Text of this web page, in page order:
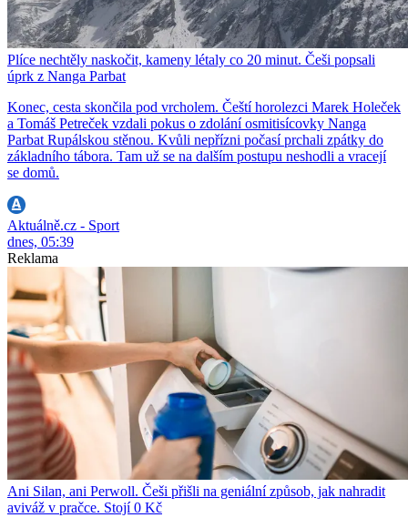
Plíce nechtěly naskočit, kameny létaly co 20 minut. Češi popsali
úprk z Nanga Parbat
Konec, cesta skončila pod vrcholem. Čeští horolezci Marek Holeček
a Tomáš Petreček vzdali pokus o zdolání osmitisícovky Nanga
Parbat Rupálskou stěnou. Kvůli nepřízni počasí prchali zpátky do
základního tábora. Tam už se na dalším postupu neshodli a vracejí
se domů.
Aktuálně.cz - Sport
dnes, 05:39
Reklama
Ani Silan, ani Perwoll. Češi přišli na geniální způsob, jak nahradit
aviváž v pračce. Stojí 0 Kč